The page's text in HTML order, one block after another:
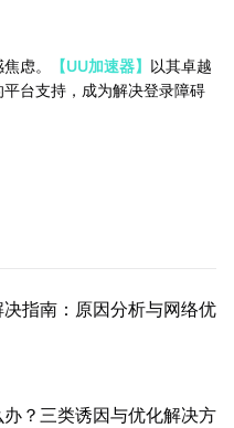
虑。 【UU加速器】 以其卓越
台支持，成为解决登录障碍
指南：原因分析与网络优
？三类诱因与优化解决方